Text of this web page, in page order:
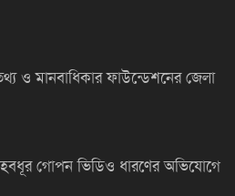
ও মানবাধিকার ফাউন্ডেশনের জেলা
গোপন ভিডিও ধারণের অভিযোগে